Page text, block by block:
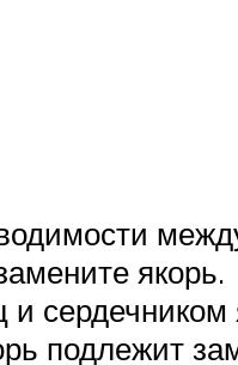
якорь.
сердечником
подлежит